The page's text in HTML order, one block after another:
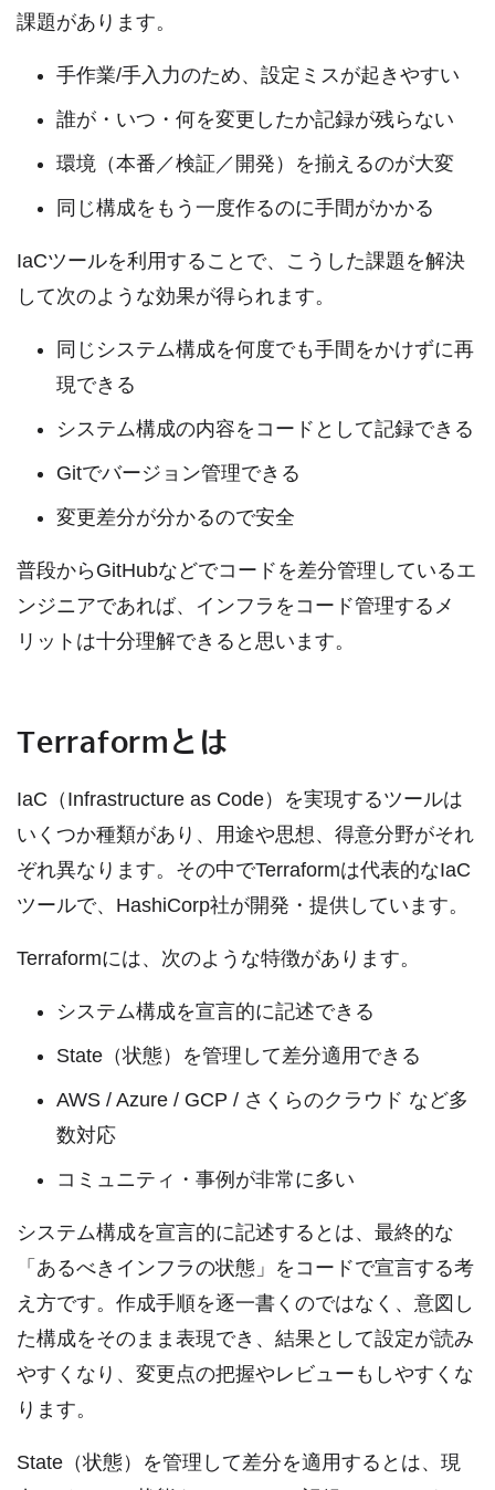
課題があります。
手作業/手入力のため、設定ミスが起きやすい
誰が・いつ・何を変更したか記録が残らない
環境（本番／検証／開発）を揃えるのが大変
同じ構成をもう一度作るのに手間がかかる
IaCツールを利用することで、こうした課題を解決
して次のような効果が得られます。
同じシステム構成を何度でも手間をかけずに再
現できる
システム構成の内容をコードとして記録できる
Gitでバージョン管理できる
変更差分が分かるので安全
普段からGitHubなどでコードを差分管理しているエ
ンジニアであれば、インフラをコード管理するメ
リットは十分理解できると思います。
Terraformとは
IaC（Infrastructure as Code）を実現するツールは
いくつか種類があり、用途や思想、得意分野がそれ
ぞれ異なります。その中でTerraformは代表的なIaC
ツールで、HashiCorp社が開発・提供しています。
Terraformには、次のような特徴があります。
システム構成を宣言的に記述できる
State（状態）を管理して差分適用できる
AWS / Azure / GCP / さくらのクラウド など多
数対応
コミュニティ・事例が非常に多い
システム構成を宣言的に記述するとは、最終的な
「あるべきインフラの状態」をコードで宣言する考
え方です。作成手順を逐一書くのではなく、意図し
た構成をそのまま表現でき、結果として設定が読み
やすくなり、変更点の把握やレビューもしやすくな
ります。
State（状態）を管理して差分を適用するとは、現